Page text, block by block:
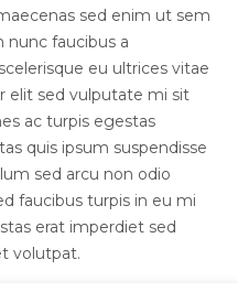
sed enim ut sem
nunc faucibus a
eu ultrices vitae
elit sed vulputate mi sit
ac turpis egestas
quis ipsum suspendisse
sed arcu non odio
faucibus turpis in eu mi
erat imperdiet sed
volutpat.